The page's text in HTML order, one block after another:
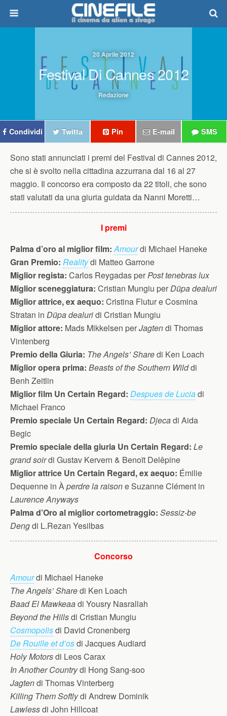
20 Aprile 2012
Festival Di Cannes 2012
Redazione
Condividi Twitta Pin E-mail SMS
Sono stati annunciati i premi del Festival di Cannes 2012,
che si è svolto nella cittadina azzurrana dal 16 al 27
maggio. Il concorso era composto da 22 titoli, che sono
stati valutati da una giuria guidata da Nanni Moretti…
I premi
Palma d’oro al miglior film: Amourdi Michael Haneke
Gran Premio: Realitydi Matteo Garrone
Miglior regista: Carlos Reygadas perPost tenebras lux
Miglior sceneggiatura: Cristian Mungiu perDüpa dealuri
Miglior attrice, ex aequo: Cristina Flutur e Cosmina
Stratan in Düpa dealuridi Cristian Mungiu
Miglior attore: Mads Mikkelsen perJagtendi Thomas
Vintenberg
Premio della Giuria: The Angels’ Sharedi Ken Loach
Miglior opera prima: Beasts of the Southern Wilddi
Benh Zeitlin
Miglior film Un Certain Regard: Despues de Luciadi
Michael Franco
Premio speciale Un Certain Regard: Djecadi Aida
Begic
Premio speciale della giuria Un Certain Regard: Le
grand soirdi Gustav Kervern & Benoït Delêpine
Miglior attrice Un Certain Regard, ex aequo: Émilie
Dequenne in Àperdre la raisone Suzanne Clément in
Laurence Anyways
Palma d’Oro al miglior cortometraggio: Sessiz-be
Dengdi L.Rezan Yesilbas
Concorso
Amourdi Michael Haneke
The Angels’ Sharedi Ken Loach
Baad El Mawkeaadi Yousry Nasrallah
Beyond the Hillsdi Cristian Mungiu
Cosmopolisdi David Cronenberg
De Rouille et d’osdi Jacques Audiard
Holy Motorsdi Leos Carax
In Another Countrydi Hong Sang-soo
Jagtendi Thomas Vinterberg
Killing Them Softlydi Andrew Dominik
Lawlessdi John Hillcoat